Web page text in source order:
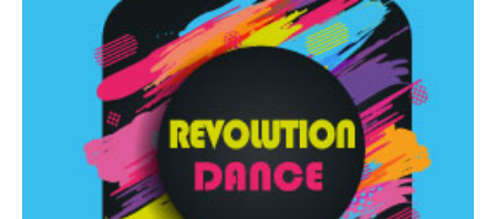
Revolution Dance
Rassegna di danza contemporanea – I Edizione